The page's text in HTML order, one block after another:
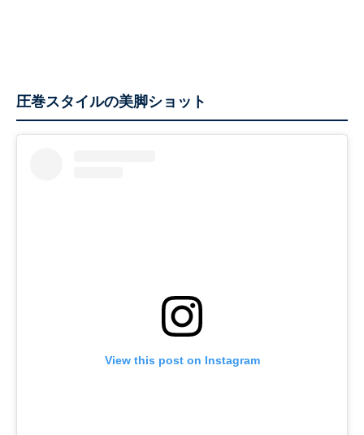
圧巻スタイルの美脚ショット
View this post on Instagram